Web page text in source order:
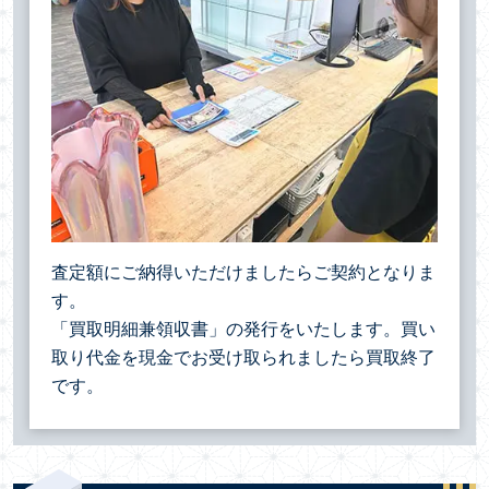
査定額にご納得いただけましたらご契約となりま
す。
「買取明細兼領収書」の発行をいたします。買い
取り代金を現金でお受け取られましたら買取終了
です。